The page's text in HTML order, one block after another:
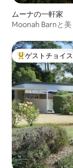
ムーナの一軒家
Moonah Barnと美
大好評のゲストチ
ゲストチョイス